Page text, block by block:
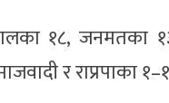
१८, जनमतका
र राप्रपाका